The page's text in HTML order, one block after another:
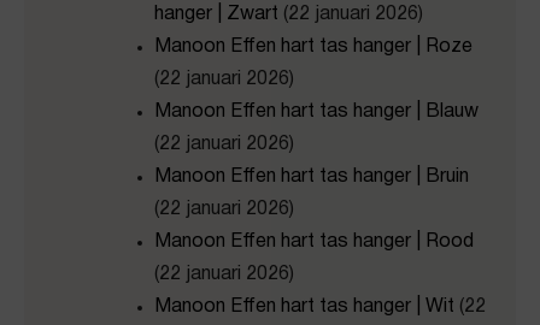
hanger | Zwart (22 januari 2026)
Manoon Effen hart tas hanger | Roze
(22 januari 2026)
Manoon Effen hart tas hanger | Blauw
(22 januari 2026)
Manoon Effen hart tas hanger | Bruin
(22 januari 2026)
Manoon Effen hart tas hanger | Rood
(22 januari 2026)
Manoon Effen hart tas hanger | Wit (22